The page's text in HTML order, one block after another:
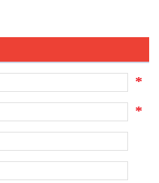
万双童鞋，严格按照高
行业中一枚冉冉升起
*
*